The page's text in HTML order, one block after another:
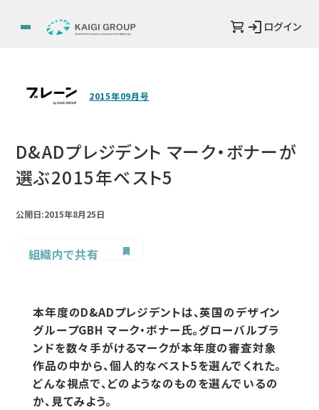
ログイン
2015年09月号
D&ADプレジデント マーク・ボナーが
選ぶ2015年ベスト5
公開日:2015年8月25日
組織内で共有
本年度のD&ADプレジデントは、英国のデザイン
グループGBH マーク・ボナー氏。グローバルブラ
ンドを数々手がけるマークが本年度の審査対象
作品の中から、個人的なベスト5を選んでくれた。
どんな視点で、どのようなのものを選んでいるの
か、見てみよう。